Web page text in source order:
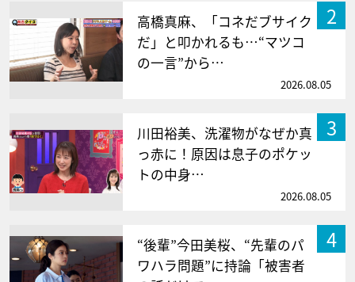
2
高橋真麻、「コネだブサイク
だ」と叩かれるも…“マツコ
の一言”から…
2026.08.05
3
川田裕美、洗濯物がなぜか真
っ赤に！原因は息子のポケッ
トの中身…
2026.08.05
4
“後輩”今田美桜、“先輩のパ
ワハラ問題”に持論「被害者